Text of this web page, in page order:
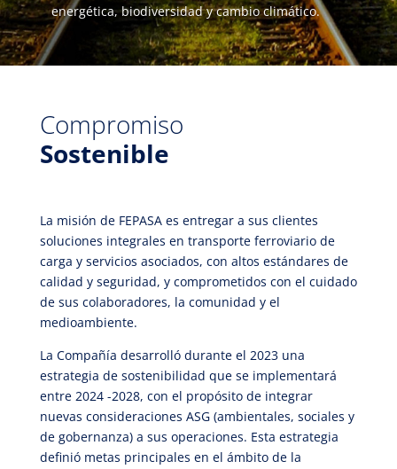
energética, biodiversidad y cambio climático.
Compromiso
Sostenible
La misión de FEPASA es entregar a sus clientes
soluciones integrales en transporte ferroviario de
carga y servicios asociados, con altos estándares de
calidad y seguridad, y comprometidos con el cuidado
de sus colaboradores, la comunidad y el
medioambiente.
La Compañía desarrolló durante el 2023 una
estrategia de sostenibilidad que se implementará
entre 2024 -2028, con el propósito de integrar
nuevas consideraciones ASG (ambientales, sociales y
de gobernanza) a sus operaciones. Esta estrategia
definió metas principales en el ámbito de la